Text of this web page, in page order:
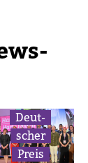
Deut­
scher
Preis